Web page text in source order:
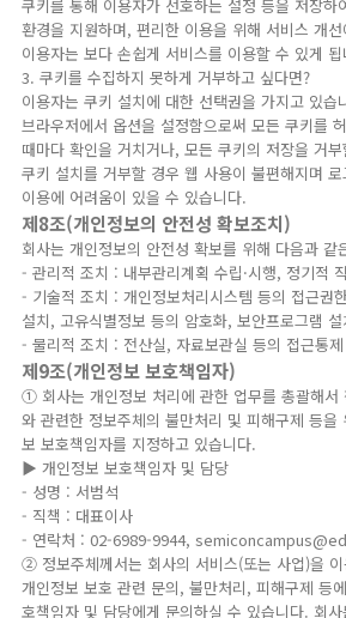
쿠키를 통해 이용자가 선호하는 설정 등을 저장하
환경을 지원하며, 편리한 이용을 위해 서비스 개
이용자는 보다 손쉽게 서비스를 이용할 수 있게 됩
3. 쿠키를 수집하지 못하게 거부하고 싶다면?
이용자는 쿠키 설치에 대한 선택권을 가지고 있습
브라우저에서 옵션을 설정함으로써 모든 쿠키를
때마다 확인을 거치거나, 모든 쿠키의 저장을 거
쿠키 설치를 거부할 경우 웹 사용이 불편해지며
이용에 어려움이 있을 수 있습니다.
제8조(개인정보의 안전성 확보조치)
회사는 개인정보의 안전성 확보를 위해 다음과 같
- 관리적 조치 : 내부관리계획 수립·시행, 정기적
- 기술적 조치 : 개인정보처리시스템 등의 접근권
설치, 고유식별정보 등의 암호화, 보안프로그램 설
- 물리적 조치 : 전산실, 자료보관실 등의 접근통제
제9조(개인정보 보호책임자)
① 회사는 개인정보 처리에 관한 업무를 총괄해서
와 관련한 정보주체의 불만처리 및 피해구제 등을
보 보호책임자를 지정하고 있습니다.
▶ 개인정보 보호책임자 및 담당
- 성명 : 서범석
- 직책 : 대표이사
- 연락처 : 02-6989-9944,
② 정보주체께서는 회사의 서비스(또는 사업)을
개인정보 보호 관련 문의, 불만처리, 피해구제 등
호책임자 및 담당에게 문의하실 수 있습니다. 회